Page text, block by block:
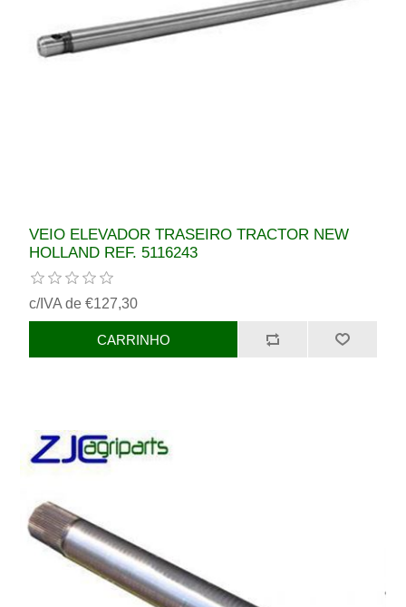
VEIO ELEVADOR TRASEIRO TRACTOR NEW
HOLLAND REF. 5116243
c/IVA de €127,30